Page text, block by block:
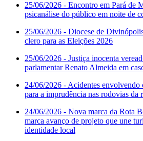
25/06/2026 - Encontro em Pará de
psicanálise do público em noite de
25/06/2026 - Diocese de
clero para as Eleições 2026
25/06/2026 - Justiça inocenta
parlamentar Renato Almeida em
24/06/2026 - Acidentes envolvendo
para a imprudência nas rodovias da
24/06/2026 - Nova marca da Rota
marca avanço de projeto que une
identidade local